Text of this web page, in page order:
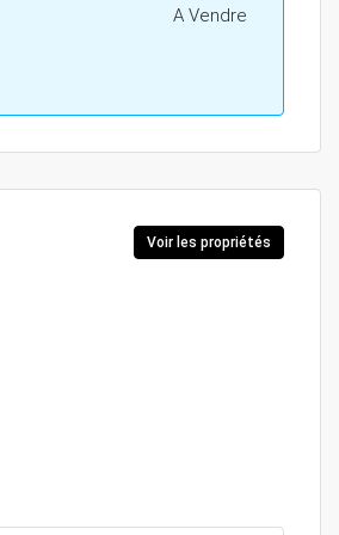
A Vendre
Voir les propriétés